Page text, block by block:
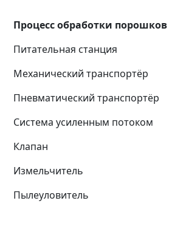
Процесс обработки порошков
Питательная станция
Механический транспортёр
Пневматический транспортёр
Система усиленным потоком
Клапан
Измельчитель
Пылеуловитель